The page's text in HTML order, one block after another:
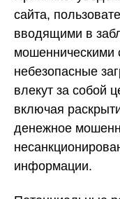
сайта,
вводящими в
мошенническими
небезопасные
влекут за собой
включая
денежное
информации.